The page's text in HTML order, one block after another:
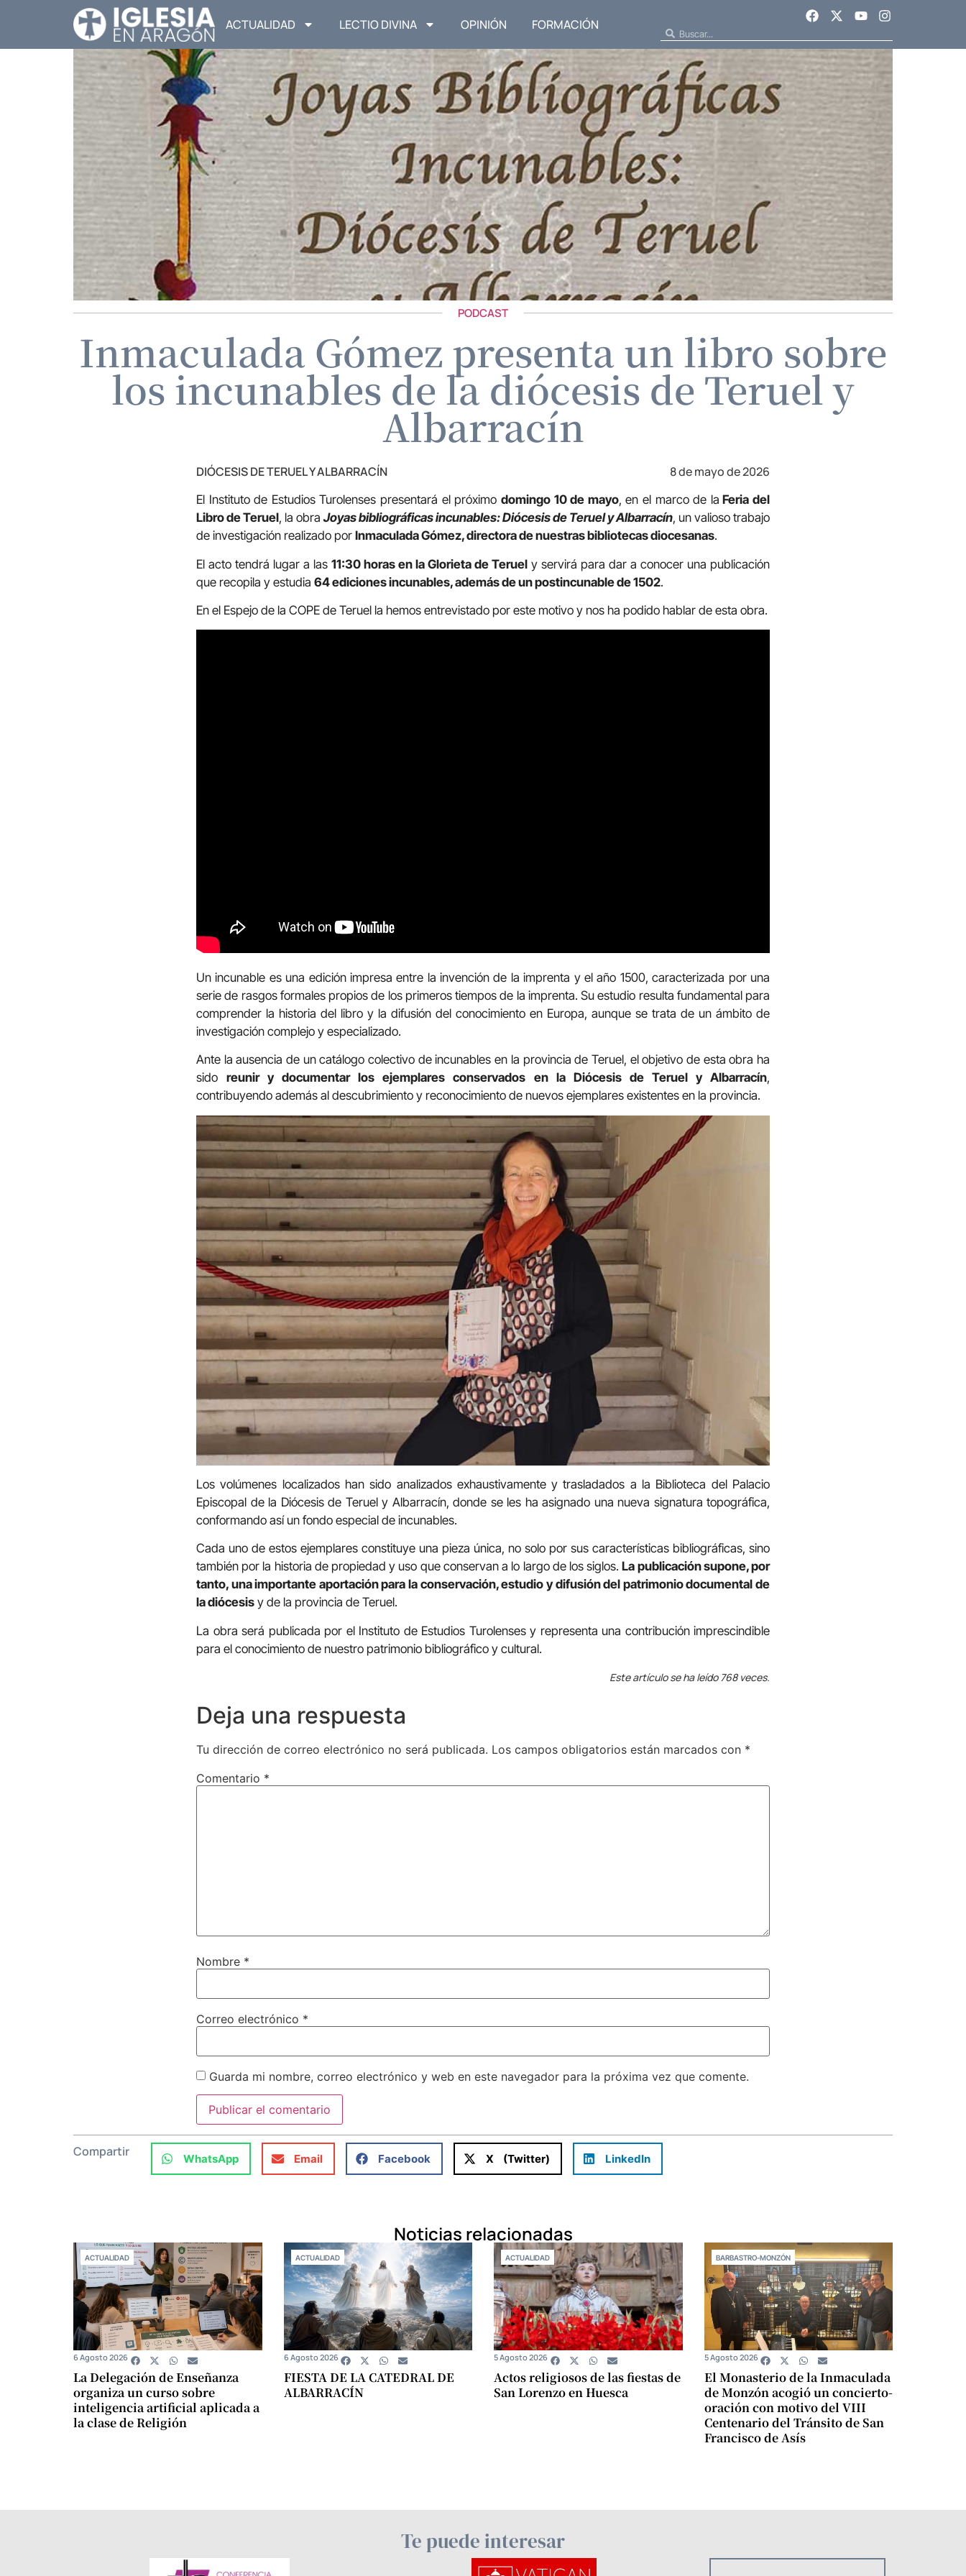
ACTUALIDAD LECTIO DIVINA OPINIÓN FORMACIÓN
PODCAST
Inmaculada Gómez presenta un libro sobre
los incunables de la diócesis de Teruel y
Albarracín
DIÓCESIS DE TERUEL Y ALBARRACÍN 8 de mayo de 2026
El Instituto de Estudios Turolenses presentará el próximo domingo 10 de mayo, en el marco de la Feria del
Libro de Teruel, la obraJoyas bibliográficas incunables: Diócesis de Teruel y Albarracín, un valioso trabajo
de investigación realizado por Inmaculada Gómez, directora de nuestras bibliotecas diocesanas.
El acto tendrá lugar a las 11:30 horas en la Glorieta de Teruel y servirá para dar a conocer una publicación
que recopila y estudia 64 ediciones incunables, además de un postincunable de 1502.
En el Espejo de la COPE de Teruel la hemos entrevistado por este motivo y nos ha podido hablar de esta obra.
Un incunable es una edición impresa entre la invención de la imprenta y el año 1500, caracterizada por una
serie de rasgos formales propios de los primeros tiempos de la imprenta. Su estudio resulta fundamental para
comprender la historia del libro y la difusión del conocimiento en Europa, aunque se trata de un ámbito de
investigación complejo y especializado.
Ante la ausencia de un catálogo colectivo de incunables en la provincia de Teruel, el objetivo de esta obra ha
sidoreunir y documentar los ejemplares conservados en la Diócesis de Teruel y Albarracín,
contribuyendo además al descubrimiento y reconocimiento de nuevos ejemplares existentes en la provincia.
Los volúmenes localizados han sido analizados exhaustivamente y trasladados a la Biblioteca del Palacio
Episcopal de la Diócesis de Teruel y Albarracín, donde se les ha asignado una nueva signatura topográfica,
conformando así un fondo especial de incunables.
Cada uno de estos ejemplares constituye una pieza única, no solo por sus características bibliográficas, sino
también por la historia de propiedad y uso que conservan a lo largo de los siglos.La publicación supone, por
tanto, una importante aportación para la conservación, estudio y difusión del patrimonio documental de
la diócesis y de la provincia de Teruel.
La obra será publicada por el Instituto de Estudios Turolenses y representa una contribución imprescindible
para el conocimiento de nuestro patrimonio bibliográfico y cultural.
Este artículo se ha leído 768 veces.
Deja una respuesta
Tu dirección de correo electrónico no será publicada. Los campos obligatorios están marcados con *
Comentario *
Nombre *
Correo electrónico *
Guarda mi nombre, correo electrónico y web en este navegador para la próxima vez que comente.
Compartir WhatsApp Email Facebook X (Twitter) LinkedIn
Noticias relacionadas
ACTUALIDAD
La Delegación de Enseñanza
organiza un curso sobre
inteligencia artificial aplicada a
la clase de Religión
6 Agosto 2026
ACTUALIDAD
FIESTA DE LA CATEDRAL DE
ALBARRACÍN
6 Agosto 2026
ACTUALIDAD
Actos religiosos de las fiestas de
San Lorenzo en Huesca
5 Agosto 2026
BARBASTRO-MONZÓN
El Monasterio de la Inmaculada
de Monzón acogió un concierto-
oración con motivo del VIII
Centenario del Tránsito de San
Francisco de Asís
5 Agosto 2026
Te puede interesar